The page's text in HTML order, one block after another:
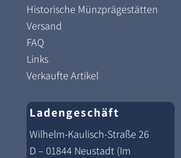
Historische Münzprägestätten
Versand
FAQ
Links
Verkaufte Artikel
Ladengeschäft
Wilhelm-Kaulisch-Straße 26
D – 01844 Neustadt (Im